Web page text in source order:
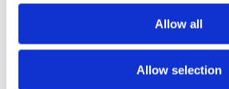
Allow all
Allow selection